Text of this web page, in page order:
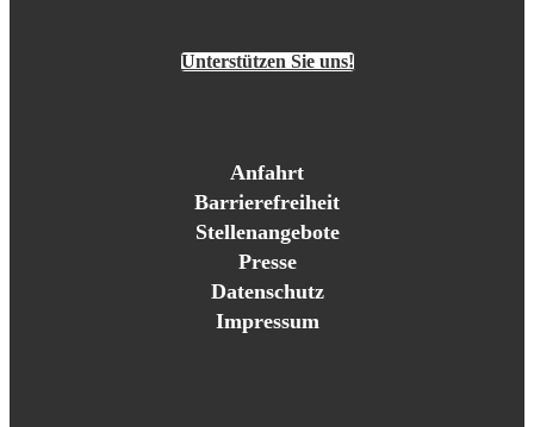
Unterstützen Sie uns!
Anfahrt
Barrierefreiheit
Stellenangebote
Presse
Datenschutz
Impressum